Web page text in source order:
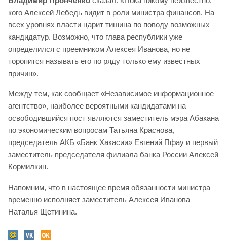
кого Алексей Лебедь видит в роли министра финансов. На
всех уровнях власти царит тишина по поводу возможных
кандидатур. Возможно, что глава республики уже
определился с преемником Алексея Иванова, но не
торопится называть его по ряду только ему известных
причин».
Между тем, как сообщает «Независимое информационное
агентство», наиболее вероятными кандидатами на
освободившийся пост являются заместитель мэра Абакана
по экономическим вопросам Татьяна Краснова,
председатель АКБ «Банк Хакасии» Евгений Пфау и первый
заместитель председателя филиала банка России Алексей
Кормилкин.
Напомним, что в настоящее время обязанности министра
временно исполняет заместитель Алексея Иванова
Наталья Щетинина.